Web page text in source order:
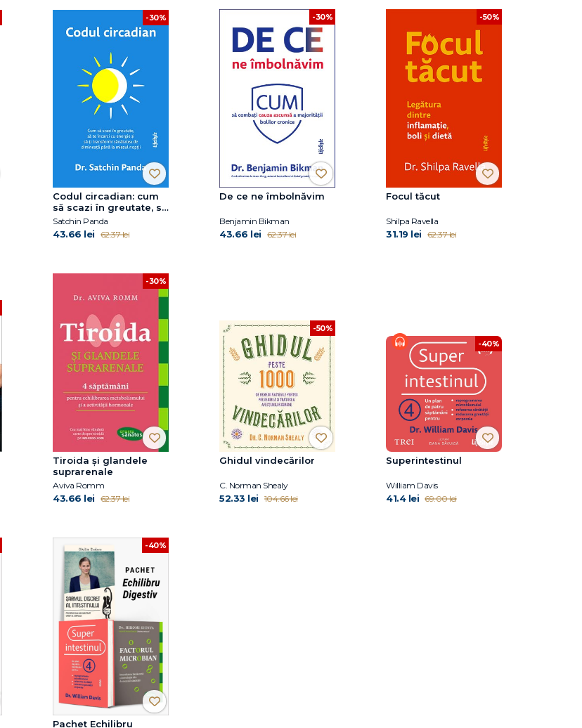
-30%
Codul circadian: cum
să scazi în greutate, să
te încarci cu energie și
să-ți transformi
sănătatea de
Satchin Panda
43.66 lei 62.37 lei
-30%
De ce ne îmbolnăvim
Benjamin Bikman
43.66 lei 62.37 lei
-50%
Focul tăcut
Shilpa Ravella
31.19 lei 62.37 lei
-30%
Tiroida și glandele
suprarenale
Aviva Romm
43.66 lei 62.37 lei
-50%
Ghidul vindecărilor
C. Norman Shealy
52.33 lei 104.66 lei
-40%
Superintestinul
William Davis
41.4 lei 69.00 lei
-40%
Pachet Echilibru